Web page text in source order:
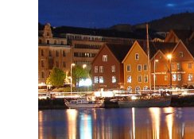
RAMMET
AV
PANDEMIEN,